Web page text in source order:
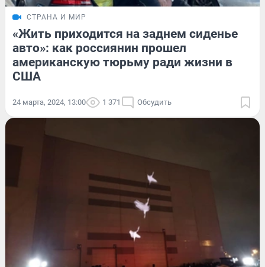
СТРАНА И МИР
«Жить приходится на заднем сиденье
авто»: как россиянин прошел
американскую тюрьму ради жизни в
США
24 марта, 2024, 13:00 1 371 Обсудить